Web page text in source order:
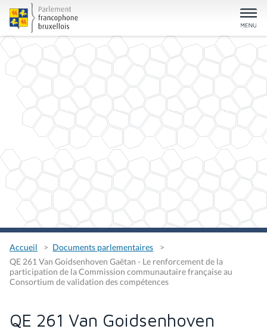
Accueil
Documents parlementaires
QE 261 Van Goidsenhoven Gaëtan - Le renforcement de la
participation de la Commission communautaire française au
Consortium de validation des compétences
QE 261 Van Goidsenhoven